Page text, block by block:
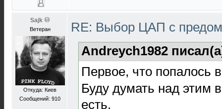
Sajk
Ветеран
Откуда: Киев
Сообщений: 910
RE: Выбор ЦАП с
Andreych1982
Первое, что попалось
Буду думать над этим
есть.